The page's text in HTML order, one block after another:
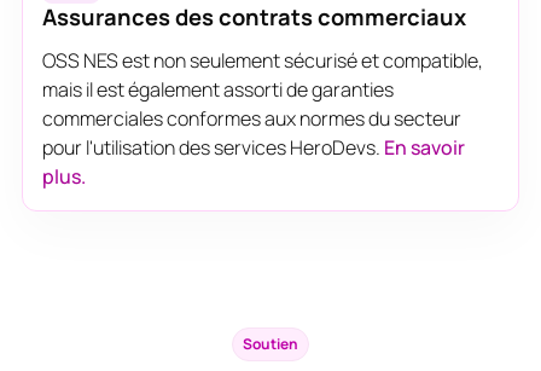
Assurances des contrats commerciaux
OSS NES est non seulement sécurisé et compatible,
mais il est également assorti de garanties
commerciales conformes aux normes du secteur
pour l'utilisation des services HeroDevs. En savoir
plus.
Soutien